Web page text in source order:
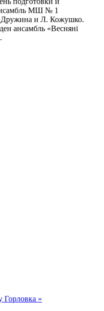
МШ № 1
Дружина и Л. Кожушко.
ансамбль «Весняні
Горловка »